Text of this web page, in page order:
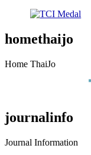
homethaijo
Home ThaiJo
journalinfo
Journal Information